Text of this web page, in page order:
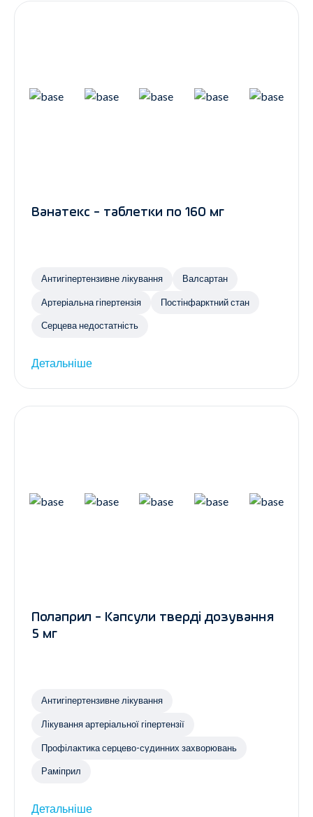
Ванатекс - таблетки по 160 мг
Антигіпертензивне лікування Валсартан
Артеріальна гіпертензія Постінфарктний стан
Серцева недостатність
Детальніше
Полаприл - Капсули тверді дозування
5 мг
Антигіпертензивне лікування
Лікування артеріальної гіпертензії
Профілактика серцево-судинних захворювань
Раміприл
Детальніше